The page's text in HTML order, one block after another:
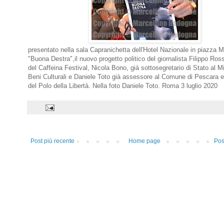
presentato nella sala Capranichetta dell'Hotel Nazionale in piazza
"Buona Destra",il nuovo progetto politico del giornalista Filippo
del Caffeina Festival, Nicola Bono, già sottosegretario di Stato al
Beni Culturali e Daniele Toto già assessore al Comune di Pescara
del Polo della Libertà. Nella foto Daniele Toto. Roma 3 luglio 2020
Post più recente Home page